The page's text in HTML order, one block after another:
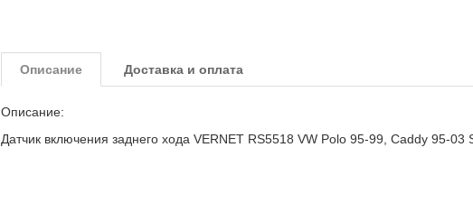
Описание Доставка и оплата
Описание:
Датчик включения заднего хода VERNET RS5518 VW Polo 95-99, Caddy 95-